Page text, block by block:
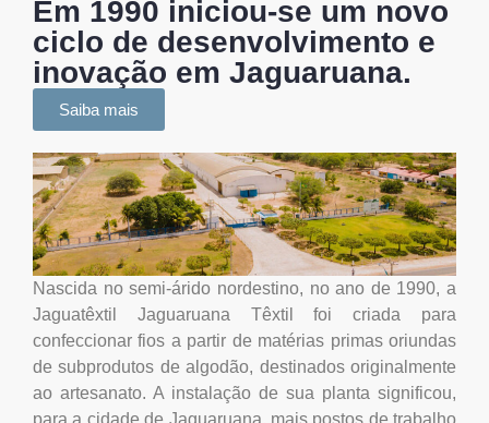
Em 1990 iniciou-se um novo
ciclo de desenvolvimento e
inovação em Jaguaruana.
Saiba mais
Nascida no semi-árido nordestino, no ano de 1990, a
Jaguatêxtil Jaguaruana Têxtil foi criada para
confeccionar fios a partir de matérias primas oriundas
de subprodutos de algodão, destinados originalmente
ao artesanato. A instalação de sua planta significou,
para a cidade de Jaguaruana, mais postos de trabalho